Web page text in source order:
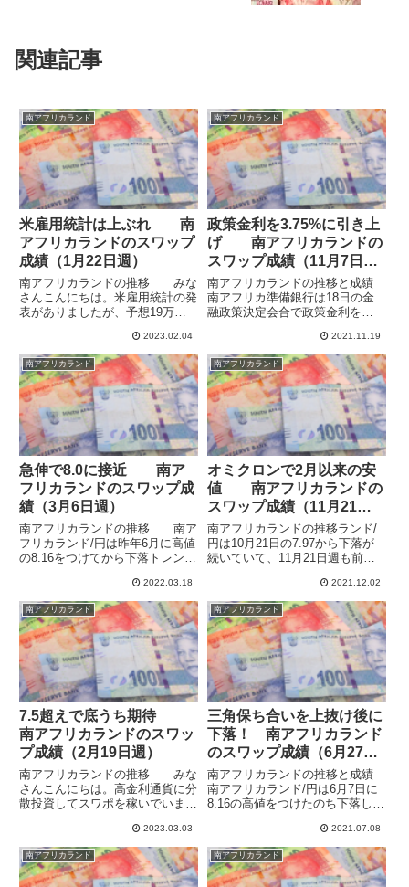
関連記事
南アフリカランド
米雇用統計は上ぶれ 南
アフリカランドのスワップ
成績（1月22日週）
南アフリカランドの推移 みな
さんこんにちは。米雇用統計の発
表がありましたが、予想19万人
上ぶれました。メキシコペソは上
昇していますが、残念なことに南
アフリカランドは上値が重く値が
伸びません。1月22日週の...
2023.02.04
南アフリカランド
政策金利を3.75%に引き上
げ 南アフリカランドの
スワップ成績（11月7日
週）
南アフリカランドの推移と成績
南アフリカ準備銀行は18日の金
融政策決定会合で政策金利を
た。３年ぶりの引き上げで、イン
フレ対策とされています。ラン
ド/円は10月20日の高値7.95から
上値を切り下げていて...
2021.11.19
南アフリカランド
急伸で8.0に接近 南ア
フリカランドのスワップ成
績（3月6日週）
南アフリカランドの推移 南ア
フリカランド/円は昨年6月に高値
の8.16をつけてから下落トレンド
ンショックで6.94で底を打ってか
らは上昇継続（青）となっていま
した。3月6日週には週初の7.47か
ら下値を切り上...
2022.03.18
南アフリカランド
オミクロンで2月以来の安
値 南アフリカランドの
スワップ成績（11月21日
週）
南アフリカランドの推移ランド/
円は10月21日の7.97から下落が
続いていて、11月21日週も前半
ましたが、26日の金曜日に南ア
フリカが新たな変異種の発見を公
表したのち急落しています。前回
8月20日の安...
2021.12.02
南アフリカランド
7.5超えで底うち期待
南アフリカランドのスワッ
プ成績（2月19日週）
南アフリカランドの推移 みな
さんこんにちは。高金利通貨に分
散投資してスワポを稼いでいま
弱通貨となっているうえ、スワポ
もメキシコペソと比較するとちょ
っと見劣りします。2月19日週の
ランド/円は7.46で始まりま...
2023.03.03
南アフリカランド
三角保ち合いを上抜け後に
下落！ 南アフリカランド
のスワップ成績（6月27日
週）
南アフリカランドの推移と成績
南アフリカランド/円は6月7日に
8.16の高値をつけたのち下落し、
週（薄青帯）はレンジ内での上げ
下げとなりました。週初の7.81か
らクローズの7.78まで-0.03の小
幅下落でし...
2021.07.08
南アフリカランド 南アフリカランド